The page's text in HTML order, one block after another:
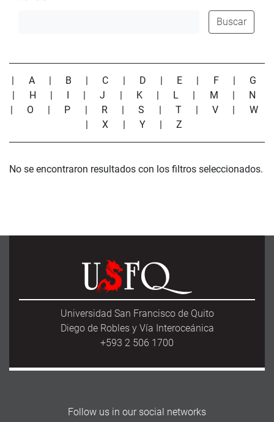
Buscar
| A | B | C | D | E | F | G
| H | I |J | K | L | M | N
| O | P | R |S | T |V | W
|X | Y |Z
No se encontraron resultados con los filtros seleccionados.
Universidad San Francisco de Quito
Diego de Robles y Vía Interoceánica
+593 2 506 1700
Follow us in our social networks